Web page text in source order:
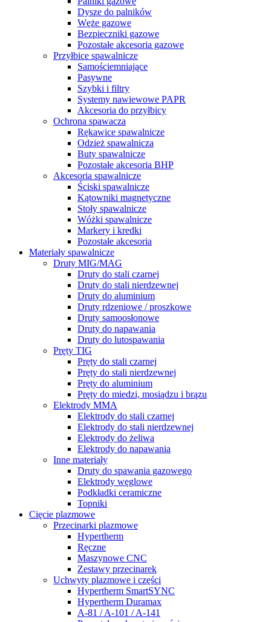
Dysze do palników
Węże gazowe
Bezpieczniki gazowe
Pozostałe akcesoria gazowe
Przyłbice spawalnicze
Samościemniające
Pasywne
Szybki i filtry
Systemy nawiewowe PAPR
Akcesoria do przyłbicy
Ochrona spawacza
Rękawice spawalnicze
Odzież spawalnicza
Buty spawalnicze
Pozostałe akcesoria BHP
Akcesoria spawalnicze
Ściski spawalnicze
Kątowniki magnetyczne
Stoły spawalnicze
Wóżki spawalnicze
Markery i kredki
Pozostałe akcesoria
Materiały spawalnicze
Druty MIG/MAG
Druty do stali czarnej
Druty do stali nierdzewnej
Druty do aluminium
Druty rdzeniowe / proszkowe
Druty samoosłonowe
Druty do napawania
Druty do lutospawania
Pręty TIG
Pręty do stali czarnej
Pręty do stali nierdzewnej
Pręty do aluminium
Pręty do miedzi, mosiądzu i brązu
Elektrody MMA
Elektrody do stali czarnej
Elektrody do stali nierdzewnej
Elektrody do żeliwa
Elektrody do napawania
Inne materiały
Druty do spawania gazowego
Elektrody węglowe
Podkładki ceramiczne
Topniki
Cięcie plazmowe
Przecinarki plazmowe
Hypertherm
Ręczne
Maszynowe CNC
Zestawy przecinarek
Uchwyty plazmowe i części
Hypertherm SmartSYNC
Hypertherm Duramax
A-81 / A-101 / A-141